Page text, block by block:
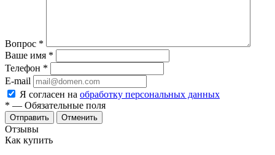
Вопрос *
Ваше имя *
Телефон *
E-mail
Я согласен на обработку персональных данных
* — Обязательные поля
Отменить
Отзывы
Как купить